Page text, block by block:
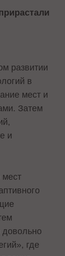
развитии
в
мест и
Затем
и
довольно
где